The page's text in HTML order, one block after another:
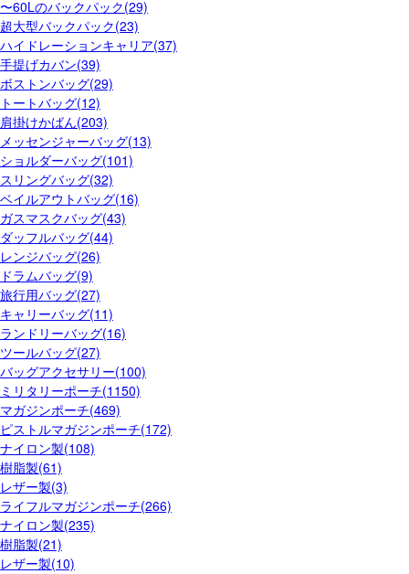
〜60Lのバックパック(29)
超大型バックパック(23)
ハイドレーションキャリア(37)
手提げカバン(39)
ボストンバッグ(29)
トートバッグ(12)
肩掛けかばん(203)
メッセンジャーバッグ(13)
ショルダーバッグ(101)
スリングバッグ(32)
ベイルアウトバッグ(16)
ガスマスクバッグ(43)
ダッフルバッグ(44)
レンジバッグ(26)
ドラムバッグ(9)
旅行用バッグ(27)
キャリーバッグ(11)
ランドリーバッグ(16)
ツールバッグ(27)
バッグアクセサリー(100)
ミリタリーポーチ(1150)
マガジンポーチ(469)
ピストルマガジンポーチ(172)
ナイロン製(108)
樹脂製(61)
レザー製(3)
ライフルマガジンポーチ(266)
ナイロン製(235)
樹脂製(21)
レザー製(10)